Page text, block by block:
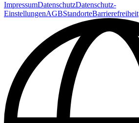
ImpressumDatenschutzDatenschutz-
EinstellungenAGBStandorteBarrierefreiheit